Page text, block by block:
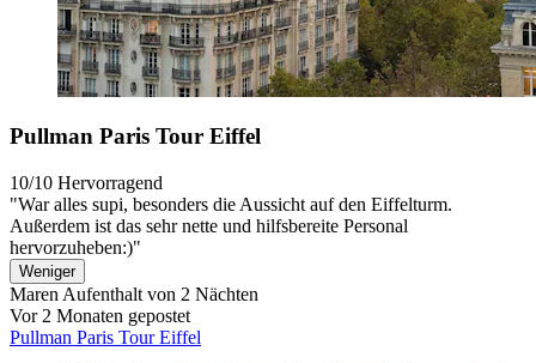
Pullman Paris Tour Eiffel
10/10 Hervorragend
"War alles supi, besonders die Aussicht auf den Eiffelturm.
Außerdem ist das sehr nette und hilfsbereite Personal
hervorzuheben:)"
Weniger
Maren Aufenthalt von 2 Nächten
Vor 2 Monaten gepostet
Pullman Paris Tour Eiffel